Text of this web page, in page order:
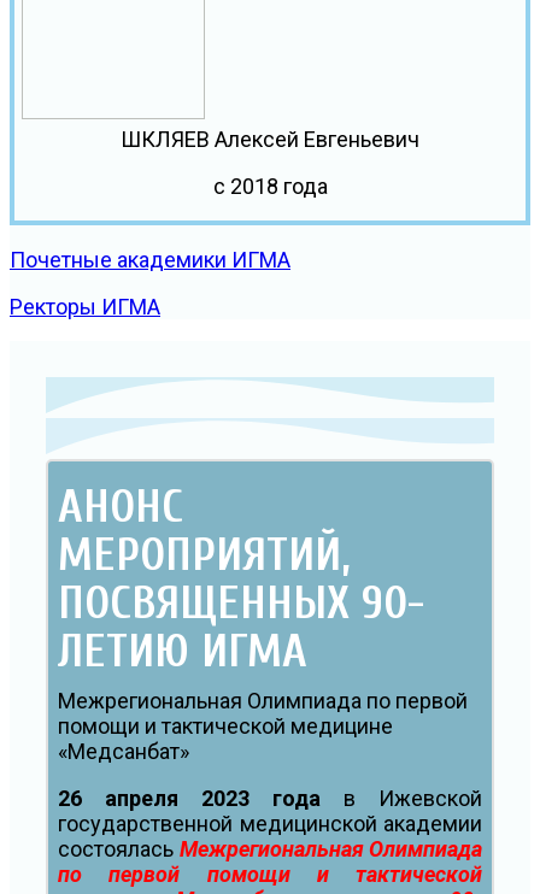
ШКЛЯЕВ Алексей Евгеньевич
с 2018 года
Почетные академики ИГМА
Ректоры ИГМА
АНОНС
МЕРОПРИЯТИЙ,
ПОСВЯЩЕННЫХ 90-
ЛЕТИЮ ИГМА
Межрегиональная Олимпиада по первой
помощи и тактической медицине
«Медсанбат»
26 апреля 2023 года в Ижевской
государственной медицинской академии
состоялась Межрегиональная Олимпиада
по первой помощи и тактической